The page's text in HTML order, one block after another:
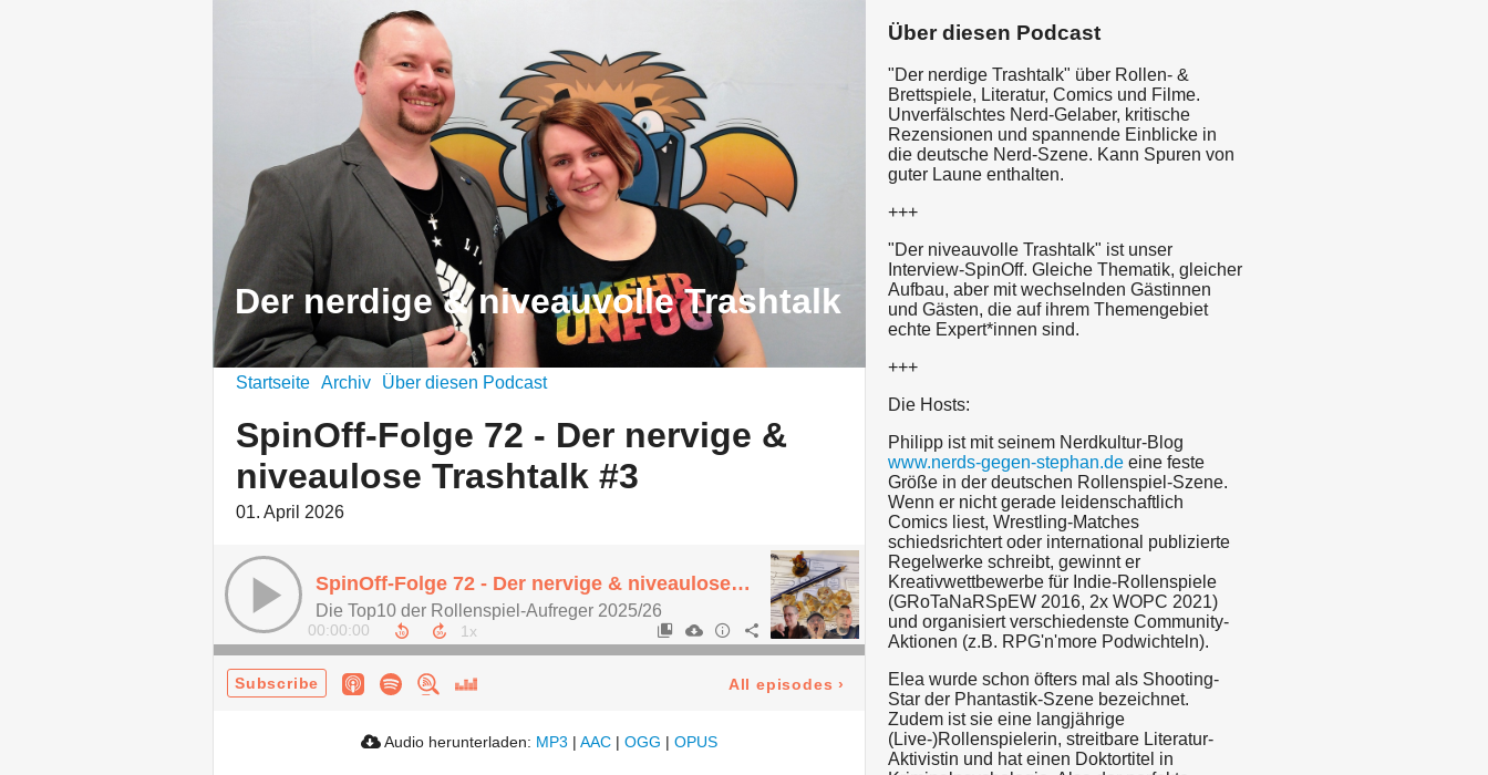
Der nerdige & niveauvolle Trashtalk
Startseite Archiv Über diesen Podcast
SpinOff-Folge 72 - Der nervige &
niveaulose Trashtalk #3
01. April 2026
SpinOff-Folge 72 - Der nervige & niveaulose Trashtalk #3
Die Top10 der Rollenspiel-Aufreger 2025/26
00:00:00
Subscribe All episodes ›
Audio herunterladen: MP3 | AAC | OGG | OPUS
Über diesen Podcast
"Der nerdige Trashtalk" über Rollen- &
Brettspiele, Literatur, Comics und Filme.
Unverfälschtes Nerd-Gelaber, kritische
Rezensionen und spannende Einblicke in
die deutsche Nerd-Szene. Kann Spuren von
guter Laune enthalten.
+++
"Der niveauvolle Trashtalk" ist unser
Interview-SpinOff. Gleiche Thematik, gleicher
Aufbau, aber mit wechselnden Gästinnen
und Gästen, die auf ihrem Themengebiet
echte Expert*innen sind.
+++
Die Hosts:
Philipp ist mit seinem Nerdkultur-Blog
www.nerds-gegen-stephan.de eine feste
Größe in der deutschen Rollenspiel-Szene.
Wenn er nicht gerade leidenschaftlich
Comics liest, Wrestling-Matches
schiedsrichtert oder international publizierte
Regelwerke schreibt, gewinnt er
Kreativwettbewerbe für Indie-Rollenspiele
(GRoTaNaRSpEW 2016, 2x WOPC 2021)
und organisiert verschiedenste Community-
Aktionen (z.B. RPG'n'more Podwichteln).
Elea wurde schon öfters mal als Shooting-
Star der Phantastik-Szene bezeichnet.
Zudem ist sie eine langjährige
(Live-)Rollenspielerin, streitbare Literatur-
Aktivistin und hat einen Doktortitel in